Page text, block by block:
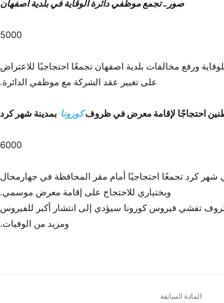
صور.. تجمع موظفي دائرة الوقاية في بلدية اصفهان
للوقاية ورفع مخالفات بلدية اصفهان تجمعًا احتجاجيًا للاعتراض
على تغيير عقد الشركة مع موظفي الدائرة.
احتجاجًا لإقامة معرض في ظروفكورونا بمدينة شهر كرد
شهر كرد تجمعًا احتجاجيًا أمام مقر المحافظة في جهارمحال
وبختياري للاحتجاج على إقامة معرض موسمي.
تفشي فيروس كورونا سيؤدي إلى انتشار أكبر للفيروس
ومزيد من الوفيات.
المادة السابقة